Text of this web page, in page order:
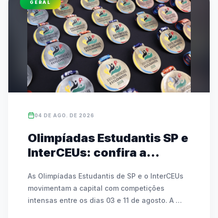
destacaram a relevância do evento para a
formação de valores e a economia local. O
campeonato, que mobiliza mais de 486 mil
alunos no estado, conta com transmissões ao
vivo e cobertura nas redes da FedeespTV.
GERAL
04 DE AGO. DE 2026
Olimpíadas Estudantis SP e
InterCEUs: confira a
partidas de 03 a 11 de
agosto
As Olimpíadas Estudantis de SP e o InterCEUs
movimentam a capital com competições
intensas entre os dias 03 e 11 de agosto. A